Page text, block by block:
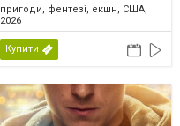
пригоди, фентезі, екшн, США,
2026
Купити